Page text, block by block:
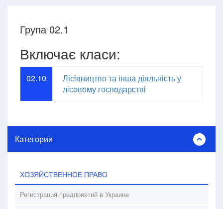
Група 02.1
Включає класи:
02.10
Лісівництво та інша діяльність у
лісовому господарстві
Категории
ХОЗЯЙСТВЕННОЕ ПРАВО
Регистрация предприятий в Украине